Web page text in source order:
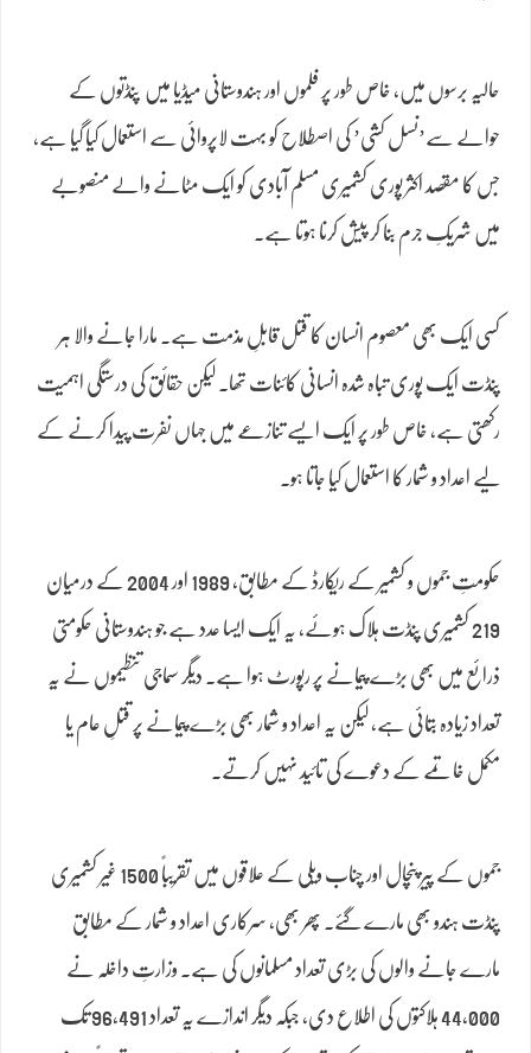
حالیہ برسوں میں، خاص طور پر فلموں اور ہندوستانی میڈیا میں پنڈتوں کے
حوالے سے’نسل کشی’ کی اصطلاح کو بہت لاپروائی سے استعمال کیا گیا ہے،
جس کا مقصد اکثر پوری کشمیری مسلم آبادی کو ایک مٹانے والے منصوبے
میں شریکِ جرم بنا کر پیش کرنا ہوتا ہے۔
کسی ایک بھی معصوم انسان کا قتل قابلِ مذمت ہے۔ مارا جانے والا ہر
پنڈت ایک پوری تباہ شدہ انسانی کائنات تھا۔ لیکن حقائق کی درستگی اہمیت
رکھتی ہے، خاص طور پر ایک ایسے تنازعے میں جہاں نفرت پیدا کرنے کے
لیے اعداد و شمار کا استعمال کیا جاتا ہو۔
حکومتِ جموں و کشمیر کے ریکارڈ کے مطابق، 1989 اور 2004 کے درمیان
219 کشمیری پنڈت ہلاک ہوئے، یہ ایک ایسا عدد ہے جو ہندوستانی حکومتی
ذرائع میں بھی بڑے پیمانے پر رپورٹ ہوا ہے۔ دیگر سماجی تنظیموں نے یہ
تعداد زیادہ بتائی ہے، لیکن یہ اعداد و شمار بھی بڑے پیمانے پر قتلِ عام یا
مکمل خاتمے کے دعوے کی تائید نہیں کرتے۔
جموں کے پیر پنچال اور چناب ویلی کے علاقوں میں تقریباً 1500 غیر کشمیری
پنڈت ہندو بھی مارے گئے۔ پھر بھی، سرکاری اعداد و شمار کے مطابق
مارے جانے والوں کی بڑی تعداد مسلمانوں کی ہے۔ وزارتِ داخلہ نے
44,000 ہلاکتوں کی اطلاع دی، جبکہ دیگر اندازے یہ تعداد 96,491 تک